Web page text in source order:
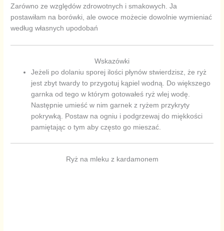
Zarówno ze względów zdrowotnych i smakowych. Ja
postawiłam na borówki, ale owoce możecie dowolnie wymieniać
według własnych upodobań
Wskazówki
Jeżeli po dolaniu sporej ilości płynów stwierdzisz, że ryż
jest zbyt twardy to przygotuj kąpiel wodną. Do większego
garnka od tego w którym gotowałeś ryż wlej wodę.
Następnie umieść w nim garnek z ryżem przykryty
pokrywką. Postaw na ogniu i podgrzewaj do miękkości
pamiętając o tym aby często go mieszać.
Ryż na mleku z kardamonem